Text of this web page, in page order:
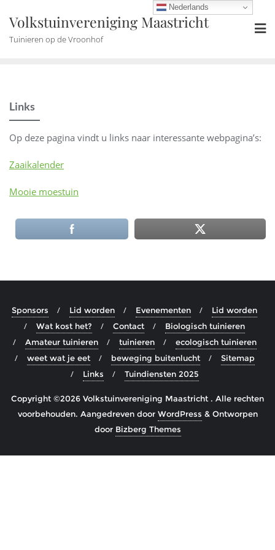
naar
de
Volkstuinvereniging Maastricht
Tuinieren op de Vroonhof
Links
Op deze pagina vindt u links naar interessante webpagina’s:
Zaaikalender
Mooie moestuin
Sponsors Lid worden Evenementen
Lid worden
Wat kost het?
Contact
Biologisch tuinieren
Amateur tuinieren
tuinieren
ecologisch tuinieren
weet wat je eet
beweging buitenlucht
Sitemap
Links
Tuindiensten 2025
Copyright ©2026 Volkstuinvereniging Maastricht . Alle rechten
voorbehouden. Aangedreven door WordPress & Ontworpen
door Bizberg Themes
Nederlands